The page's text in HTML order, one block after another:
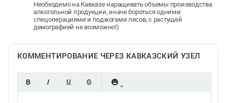
Необходимо на Кавказе наращивать объемы производства
алкогольной продукции, иначе бороться одними
спецоперациями и поджогами лесов, с растущей
демографией не возможно!)
КОММЕНТИРОВАНИЕ ЧЕРЕЗ КАВКАЗСКИЙ УЗЕЛ